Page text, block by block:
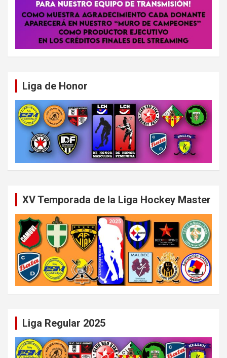
Liga de Honor
XV Temporada de la Liga Hockey Master
Liga Regular 2025